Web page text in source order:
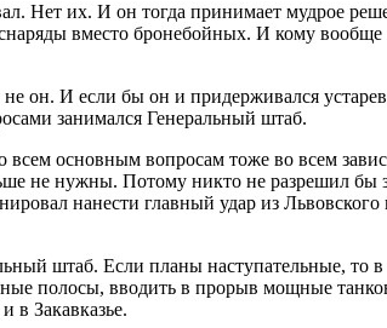
Нет их. И он тогда принимает мудрое
вместо бронебойных. И кому
он. И если бы он и придерживался
занимался Генеральный штаб.
основным вопросам тоже во всем
не нужны. Потому никто не разрешил бы
нанести главный удар из
штаб. Если планы наступательные, то
полосы, вводить в прорыв мощные
в Закавказье.